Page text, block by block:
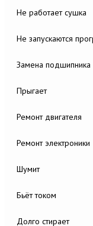
Не работает сушка
Не запускаются
Замена подшипника
Прыгает
Ремонт двигателя
Ремонт электроники
Шумит
Бьёт током
Долго стирает